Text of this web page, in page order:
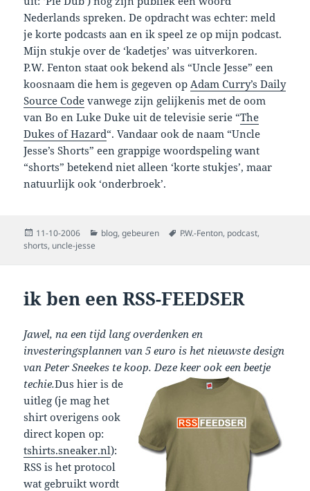
Nederlands spreken. De opdracht was echter: meld
je korte podcasts aan en ik speel ze op mijn podcast.
Mijn stukje over de ‘kadetjes’ was uitverkoren.
P.W. Fenton staat ook bekend als “Uncle Jesse” een
koosnaam die hem is gegeven op Adam Curry’s Daily
Source Code vanwege zijn gelijkenis met de oom
van Bo en Luke Duke uit de televisie serie “The
Dukes of Hazard“. Vandaar ook de naam “Uncle
Jesse’s Shorts” een grappige woordspeling want
“shorts” betekend niet alleen ‘korte stukjes’, maar
natuurlijk ook ‘onderbroek’.
Posted
on
11-10-2006 Categories
blog,gebeuren Tags
P.W.-Fenton, podcast,
shorts, uncle-jesse
ik ben een RSS-FEEDSER
Jawel, na een tijd lang overdenken en
investeringsplannen van 5 euro is het nieuwste design
van Peter Sneekes te koop. Deze keer ook een beetje
techie.Dus hier is de
uitleg (je mag het
shirt overigens ook
direct kopen op:
tshirts.sneaker.nl):
RSS is het protocol
wat gebruikt wordt